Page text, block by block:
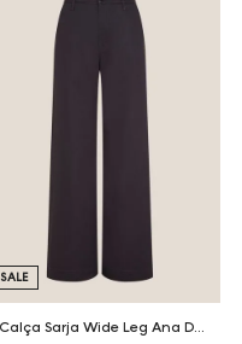
Calça Sarja Wide Leg Ana Dudalina Feminina
SALE